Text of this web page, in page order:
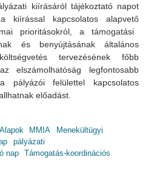
kiírásáról tájékoztató napot
kiírással kapcsolatos alapvető
prioritásokról, a támogatási
és benyújtásának általános
tervezésének főbb
elszámolhatóság legfontosabb
pályázói felülettel kapcsolatos
előadást.
MMIA
Menekültügyi
pályázati
nap
Támogatás-koordinációs